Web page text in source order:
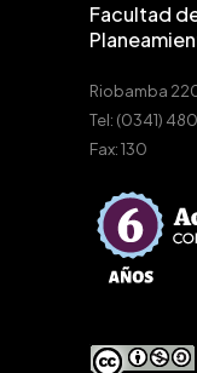
Facultad
Riobamba
Tel: (0341)
Fax: 130